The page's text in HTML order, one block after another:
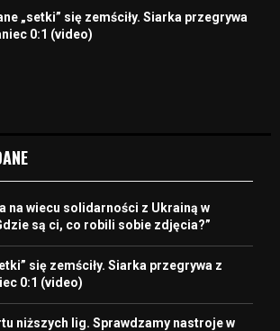
„setki” się zemściły. Siarka przegrywa
0:1 (video)
na wiecu solidarności z Ukrainą w
są ci, co robili sobie zdjęcia?”
się zemściły. Siarka przegrywa z
0:1 (video)
niższych lig. Sprawdzamy nastroje w